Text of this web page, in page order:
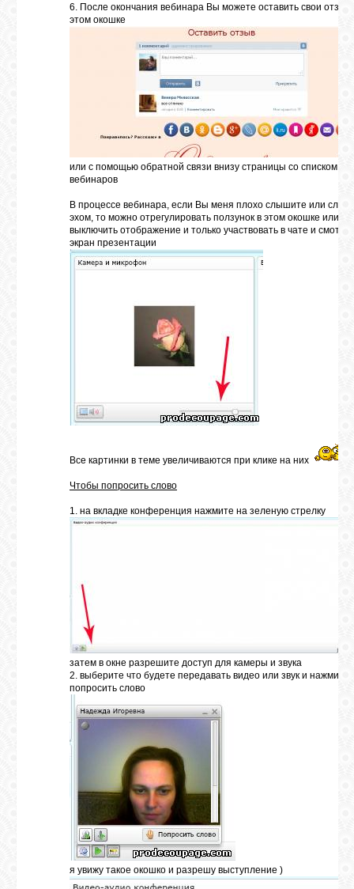
6. После окончания вебинара Вы можете оставить свои
этом окошке
или с помощью обратной связи внизу страницы со списком
вебинаров
В процессе вебинара, если Вы меня плохо слышите или
эхом, то можно отрегулировать ползунок в этом окошке или
выключить отображение и только участвовать в чате и
экран презентации
Все картинки в теме увеличиваются при клике на них
Чтобы попросить слово
1. на вкладке конференция нажмите на зеленую стрелку
затем в окне разрешите доступ для камеры и звука
2. выберите что будете передавать видео или звук и нажмите
попросить слово
я увижу такое окошко и разрешу выступление )